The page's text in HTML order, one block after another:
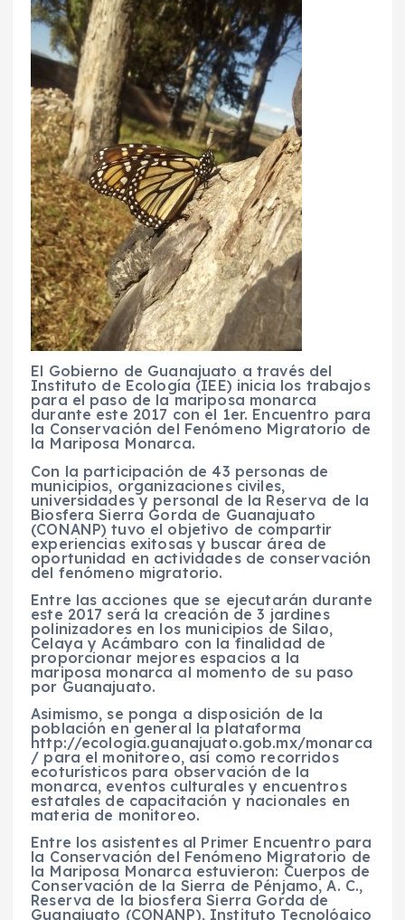
El Gobierno de Guanajuato a través del
Instituto de Ecología (IEE) inicia los trabajos
para el paso de la mariposa monarca
durante este 2017 con el 1er. Encuentro para
la Conservación del Fenómeno Migratorio de
la Mariposa Monarca.
Con la participación de 43 personas de
municipios, organizaciones civiles,
universidades y personal de la Reserva de la
Biosfera Sierra Gorda de Guanajuato
(CONANP) tuvo el objetivo de compartir
experiencias exitosas y buscar área de
oportunidad en actividades de conservación
del fenómeno migratorio.
Entre las acciones que se ejecutarán durante
este 2017 será la creación de 3 jardines
polinizadores en los municipios de Silao,
Celaya y Acámbaro con la finalidad de
proporcionar mejores espacios a la
mariposa monarca al momento de su paso
por Guanajuato.
Asimismo, se ponga a disposición de la
población en general la plataforma
http://ecologia.guanajuato.gob.mx/monarca
/ para el monitoreo, así como recorridos
ecoturísticos para observación de la
monarca, eventos culturales y encuentros
estatales de capacitación y nacionales en
materia de monitoreo.
Entre los asistentes al Primer Encuentro para
la Conservación del Fenómeno Migratorio de
la Mariposa Monarca estuvieron: Cuerpos de
Conservación de la Sierra de Pénjamo, A. C.,
Reserva de la biosfera Sierra Gorda de
Guanajuato (CONANP), Instituto Tecnológico